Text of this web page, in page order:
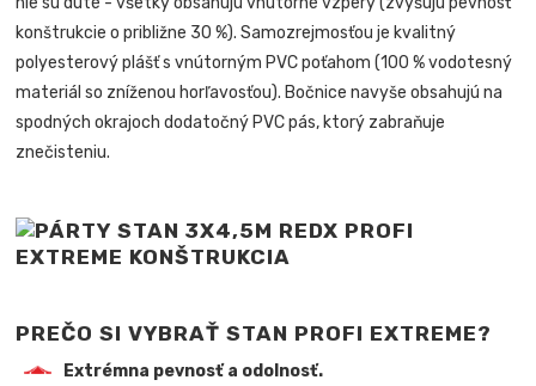
konštrukcie o približne 30 %). Samozrejmosťou je kvalitný
polyesterový plášť s vnútorným PVC poťahom (100 % vodotesný
materiál so zníženou horľavosťou). Bočnice navyše obsahujú na
spodných okrajoch dodatočný PVC pás, ktorý zabraňuje
znečisteniu.
PREČO SI VYBRAŤ STAN PROFI EXTREME?
Extrémna pevnosť a odolnosť.